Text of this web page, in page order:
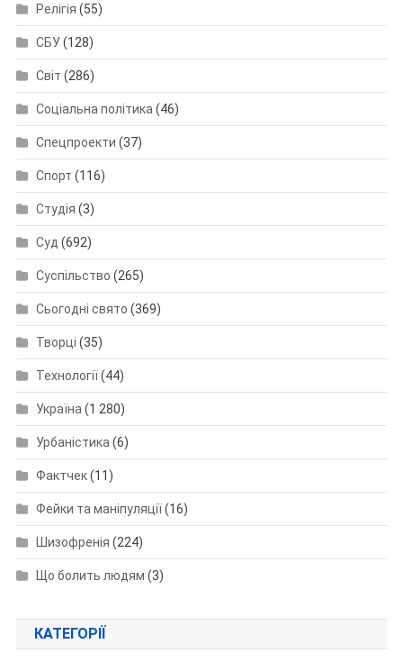
Релігія (55)
СБУ(128)
Світ (286)
Соціальна політика (46)
Спецпроекти (37)
Спорт (116)
Студія (3)
Суд (692)
Суспільство (265)
Сьогодні свято (369)
Творці (35)
Технології(44)
Україна (1 280)
Урбаністика (6)
Фактчек(11)
Фейки та маніпуляції(16)
Шизофренія (224)
Що болить людям (3)
КАТЕГОРІЇ